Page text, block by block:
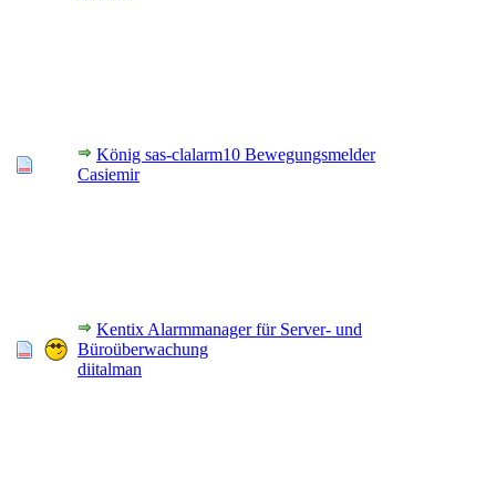
König sas-clalarm10 Bewegungsmelder
Casiemir
Kentix Alarmmanager für Server- und
Büroüberwachung
diitalman